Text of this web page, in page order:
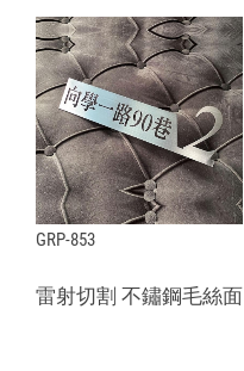
GRP-853
雷射切割 不鏽鋼毛絲面